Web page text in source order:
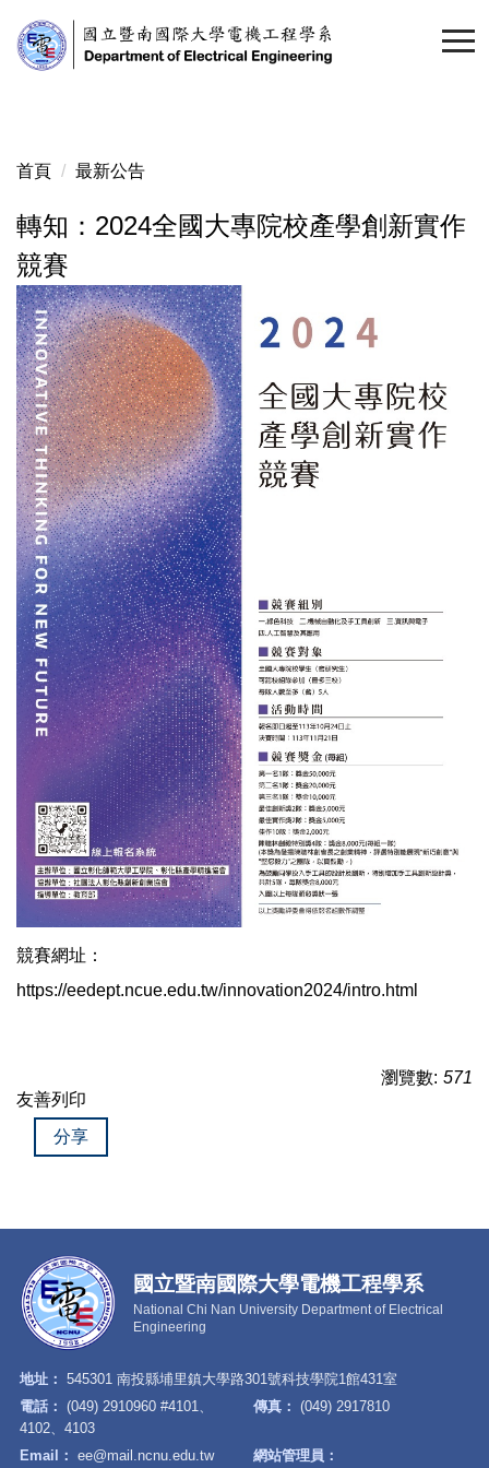
到
主
區
首頁 最新公告
轉知：2024全國大專院校產學創新實作
競賽
競賽網址：
https://eedept.ncue.edu.tw/innovation2024/intro.html
瀏覽數: 571
友善列印
分享
國立暨南國際大學電機工程學系
National Chi Nan University Department of Electrical
Engineering
地址： 545301 南投縣埔里鎮大學路301號科技學院1館431室
電話： (049) 2910960 #4101、
4102、4103
傳真： (049) 2917810
Email： ee@mail.ncnu.edu.tw 網站管理員：